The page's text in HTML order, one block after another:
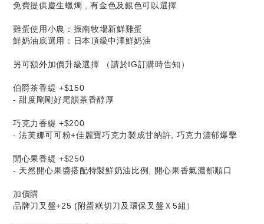
免費提供慶生蠟燭 , 有金色及銀色可以選擇
雞蛋使用小農：振南牧場新鮮雞蛋
鮮奶油底選用：日本頂級中澤鮮奶油
另可額外加價升級選擇 （請於IG訂購時告知）
伯爵茶香緹 +$150
- 甜度剛剛好尾韻茶香醇厚
巧克力香緹 +$200
- 法芙娜可可粉+佳麗寶巧克力製成甘納許, 巧克力濃郁爆擊
開心果香緹 +$250
- 天然開心果醬搭配特製鮮奶油比例, 開心果香氣濃郁順口
加價購
品牌刀叉盤+25 (附蛋糕切刀及環保叉盤Ｘ5組）